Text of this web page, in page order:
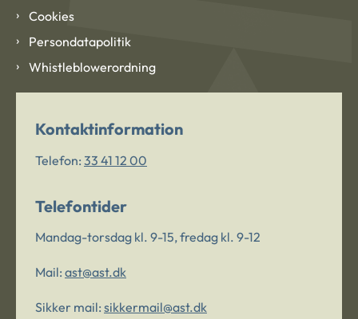
Cookies
Persondatapolitik
Whistleblowerordning
Kontaktinformation
Telefon: 33 41 12 00
Telefontider
Mandag-torsdag kl. 9-15, fredag kl. 9-12
Mail: ast@ast.dk
Sikker mail: sikkermail@ast.dk